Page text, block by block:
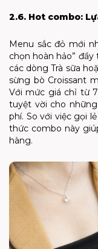
2.6. Hot combo:
Menu sắc đỏ mới
chọn hoàn hảo”
các dòng Trà sữa
sừng bò Croissant
Với mức giá chỉ từ
tuyệt vời cho
phí. So với việc gọi
thức combo này
hàng.